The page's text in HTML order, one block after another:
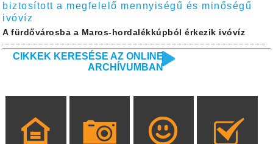
biztosított a megfelelő mennyiségű és minőségű
ivóvíz
A fürdővárosba a Maros-hordalékkúpból érkezik ivóvíz
CIKKEK KERESÉSE AZ ONLINE
ARCHÍVUMBAN